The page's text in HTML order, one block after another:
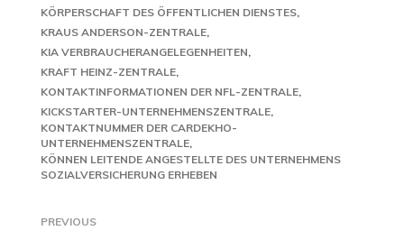
KÖRPERSCHAFT DES ÖFFENTLICHEN DIENSTES
KRAUS ANDERSON-ZENTRALE
KIA VERBRAUCHERANGELEGENHEITEN
KRAFT HEINZ-ZENTRALE
KONTAKTINFORMATIONEN DER NFL-ZENTRALE
KICKSTARTER-UNTERNEHMENSZENTRALE
KONTAKTNUMMER DER CARDEKHO-
UNTERNEHMENSZENTRALE
KÖNNEN LEITENDE ANGESTELLTE DES UNTERNEHMENS
SOZIALVERSICHERUNG ERHEBEN
PREVIOUS